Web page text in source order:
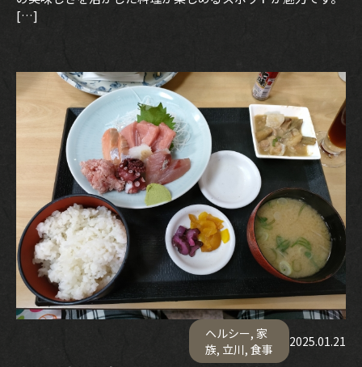
[…]
ヘルシー, 家
族, 立川, 食事 2025.01.21